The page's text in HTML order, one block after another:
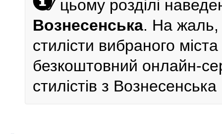
У цьому розділі
Вознесенська. На жаль,
стилісти вибраного
безкоштовний онлайн-
стилістів з